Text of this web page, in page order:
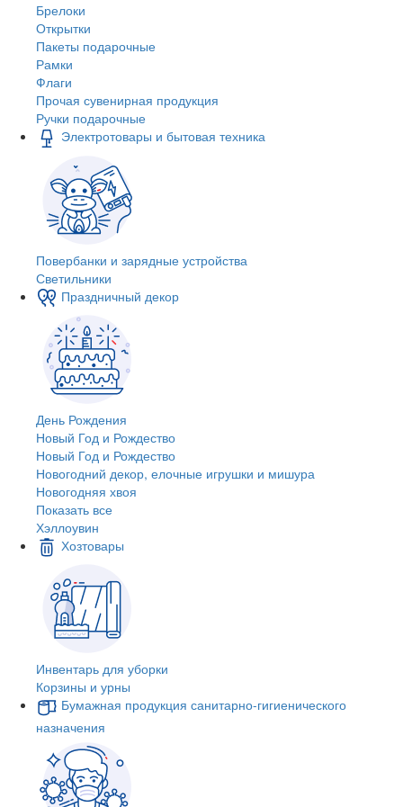
Брелоки
Открытки
Пакеты подарочные
Рамки
Флаги
Прочая сувенирная продукция
Ручки подарочные
Электротовары и бытовая техника
Повербанки и зарядные устройства
Светильники
Праздничный декор
День Рождения
Новый Год и Рождество
Новый Год и Рождество
Новогодний декор, елочные игрушки и мишура
Новогодняя хвоя
Показать все
Хэллоувин
Хозтовары
Инвентарь для уборки
Корзины и урны
Бумажная продукция санитарно-гигиенического
назначения